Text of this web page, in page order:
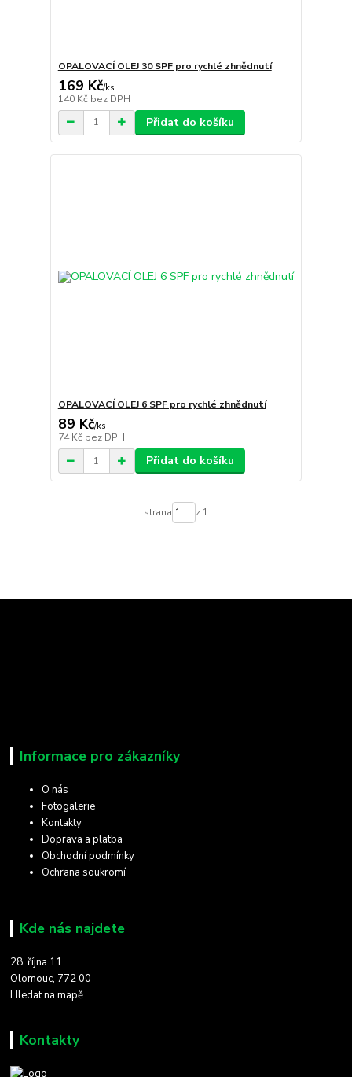
OPALOVACÍ OLEJ 30 SPF pro rychlé zhnědnutí
169 Kč/ks
140 Kč bez DPH
Přidat do košíku
OPALOVACÍ OLEJ 6 SPF pro rychlé zhnědnutí
89 Kč/ks
74 Kč bez DPH
Přidat do košíku
strana z 1
Informace pro zákazníky
O nás
Fotogalerie
Kontakty
Doprava a platba
Obchodní podmínky
Ochrana soukromí
Kde nás najdete
28. října 11
Olomouc, 772 00
Hledat na mapě
Kontakty